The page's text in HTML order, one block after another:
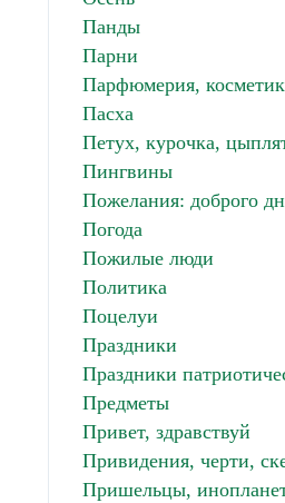
Панды
Парни
Парфюмерия,
Пасха
Петух, курочка,
Пингвины
Пожелания: доброго
Погода
Пожилые люди
Политика
Поцелуи
Праздники
Праздники
Предметы
Привет, здравствуй
Привидения, черти,
Пришельцы,